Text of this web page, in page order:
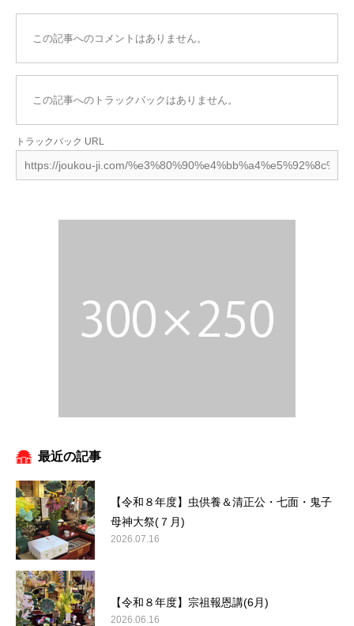
この記事へのコメントはありません。
この記事へのトラックバックはありません。
トラックバック URL
最近の記事
【令和８年度】虫供養＆清正公・七面・鬼子
母神大祭(７月)
2026.07.16
【令和８年度】宗祖報恩講(6月)
2026.06.16